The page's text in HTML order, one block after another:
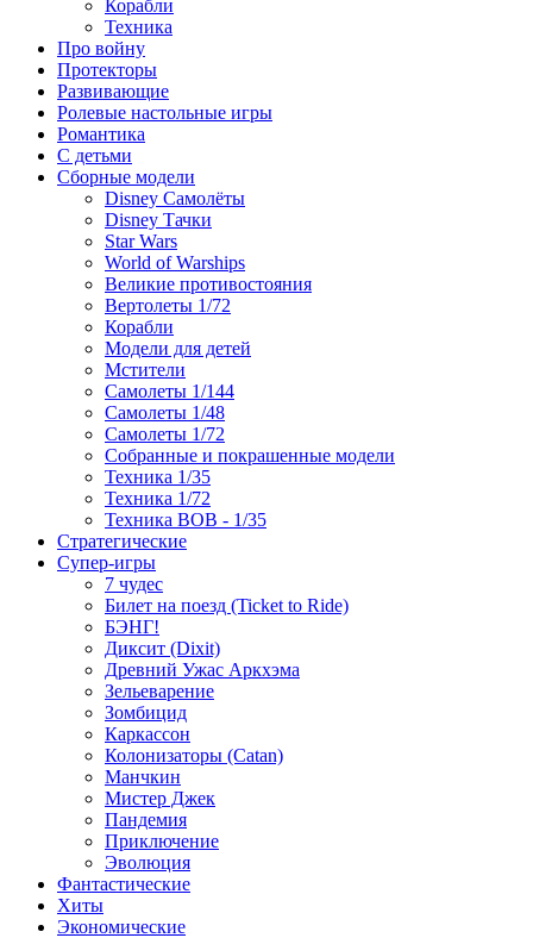
Корабли
Техника
Про войну
Протекторы
Развивающие
Ролевые настольные игры
Романтика
С детьми
Сборные модели
Disney Самолёты
Disney Тачки
Star Wars
World of Warships
Великие противостояния
Вертолеты 1/72
Корабли
Модели для детей
Мстители
Самолеты 1/144
Самолеты 1/48
Самолеты 1/72
Собранные и покрашенные модели
Техника 1/35
Техника 1/72
Техника ВОВ - 1/35
Стратегические
Супер-игры
7 чудес
Билет на поезд (Ticket to Ride)
БЭНГ!
Диксит (Dixit)
Древний Ужас Аркхэма
Зельеварение
Зомбицид
Каркассон
Колонизаторы (Catan)
Манчкин
Мистер Джек
Пандемия
Приключение
Эволюция
Фантастические
Хиты
Экономические